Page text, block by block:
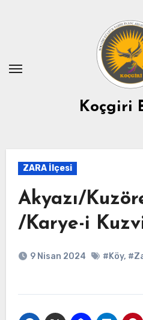
Koçgiri
ZARA İlçesi
Akyazı/
/Karye-i
9 Nisan 2024 #Köy,